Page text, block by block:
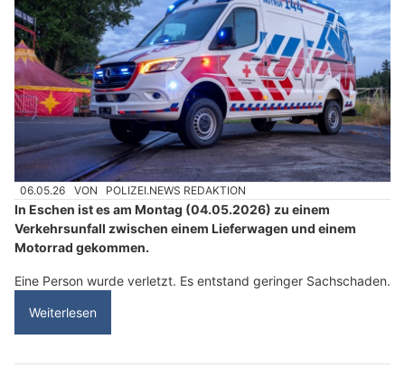
06.05.26 VON POLIZEI.NEWS REDAKTION
In Eschen ist es am Montag (04.05.2026) zu einem
Verkehrsunfall zwischen einem Lieferwagen und einem
Motorrad gekommen.
Eine Person wurde verletzt. Es entstand geringer Sachschaden.
Weiterlesen